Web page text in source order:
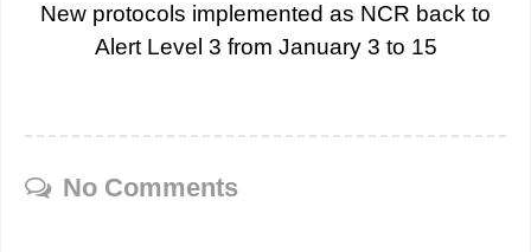
New protocols implemented as NCR back to
Alert Level 3 from January 3 to 15
No Comments